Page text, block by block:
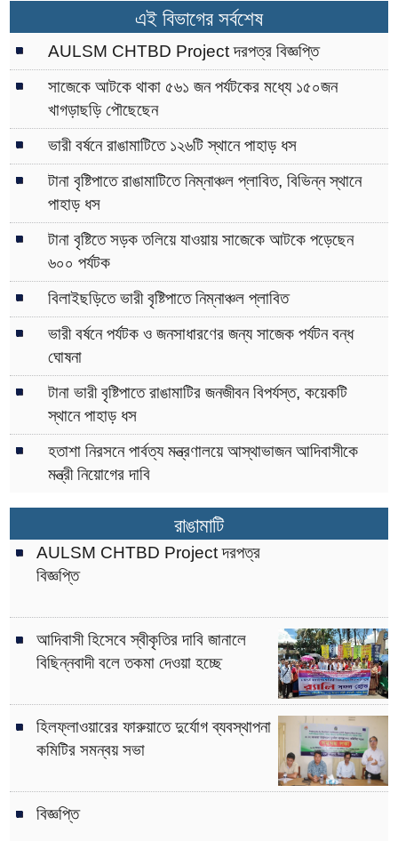
এই বিভাগের সর্বশেষ
AULSM CHTBD Project দরপত্র বিজ্ঞপ্তি
সাজেকে আটকে থাকা ৫৬১ জন পর্যটকের মধ্যে ১৫০জন
খাগড়াছড়ি পৌছেছেন
ভারী বর্ষনে রাঙামাটিতে ১২৬টি স্থানে পাহাড় ধস
টানা বৃষ্টিপাতে রাঙামাটিতে নিম্নাঞ্চল প্লাবিত, বিভিন্ন স্থানে
পাহাড় ধস
টানা বৃষ্টিতে সড়ক তলিয়ে যাওয়ায় সাজেকে আটকে পড়েছেন
৬০০ পর্যটক
বিলাইছড়িতে ভারী বৃষ্টিপাতে নিম্নাঞ্চল প্লাবিত
ভারী বর্ষনে পর্যটক ও জনসাধারণের জন্য সাজেক পর্যটন বন্ধ
ঘোষনা
টানা ভারী বৃষ্টিপাতে রাঙামাটির জনজীবন বিপর্যস্ত, কয়েকটি
স্থানে পাহাড় ধস
হতাশা নিরসনে পার্বত্য মন্ত্রণালয়ে আস্থাভাজন আদিবাসীকে
মন্ত্রী নিয়োগের দাবি
রাঙামাটি
AULSM CHTBD Project দরপত্র
বিজ্ঞপ্তি
আদিবাসী হিসেবে স্বীকৃতির দাবি জানালে
বিছিন্নবাদী বলে তকমা দেওয়া হচ্ছে
হিলফ্লাওয়ারের ফারুয়াতে দুর্যোগ ব্যবস্থাপনা
কমিটির সমন্বয় সভা
বিজ্ঞপ্তি